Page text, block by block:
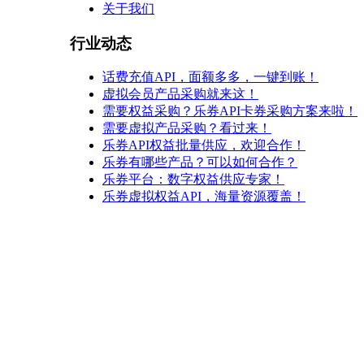
关于我们
行业动态
话费充值API，面额多多，一键到账！
虚拟会员产品采购就来这！
需要权益采购？乐券API卡券采购方案来啦！
需要虚拟产品采购？看过来！
乐券API权益批量供应，欢迎合作！
乐券有哪些产品？可以如何合作？
乐券平台：数字权益供应专家！
乐券虚拟权益API，海量资源覆盖！